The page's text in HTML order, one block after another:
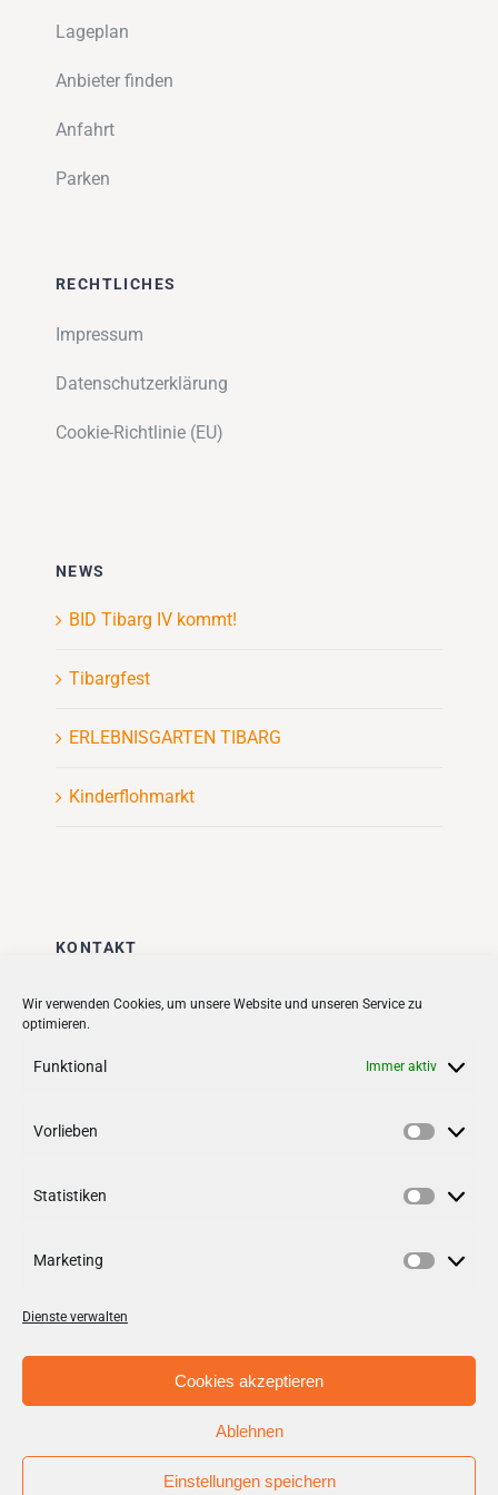
Wir verwenden Cookies, um unsere Website und unseren Service zu
optimieren.
Funktional Immer aktiv
Vorlieben
Statistiken
Marketing
Dienste verwalten
Cookies akzeptieren
Ablehnen
Einstellungen speichern
Lageplan
Anbieter finden
Anfahrt
Parken
RECHTLICHES
Impressum
Datenschutzerklärung
Cookie-Richtlinie (EU)
NEWS
BID Tibarg IV kommt!
Tibargfest
ERLEBNISGARTEN TIBARG
Kinderflohmarkt
KONTAKT
Stadt + Handel City- und
Quartiersmanagement
Follow us on
© Copyright 2012 - 2026 | Stadt + Handel City- und
Standortmanagement BID GmbH / Aufgabenträger BID